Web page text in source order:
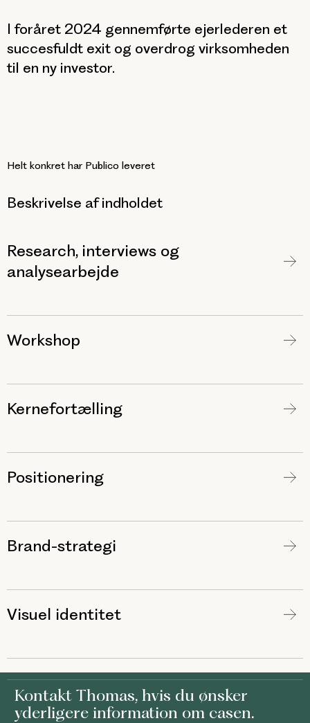
I foråret 2024 gennemførte ejerlederen et
succesfuldt exit og overdrog virksomheden
til en ny investor.
Helt konkret har Publico leveret
Beskrivelse af indholdet
Research, interviews og
analysearbejde
Workshop
Kernefortælling
Positionering
Brand-strategi
Visuel identitet
Kontakt Thomas, hvis du ønsker
yderligere information om casen.